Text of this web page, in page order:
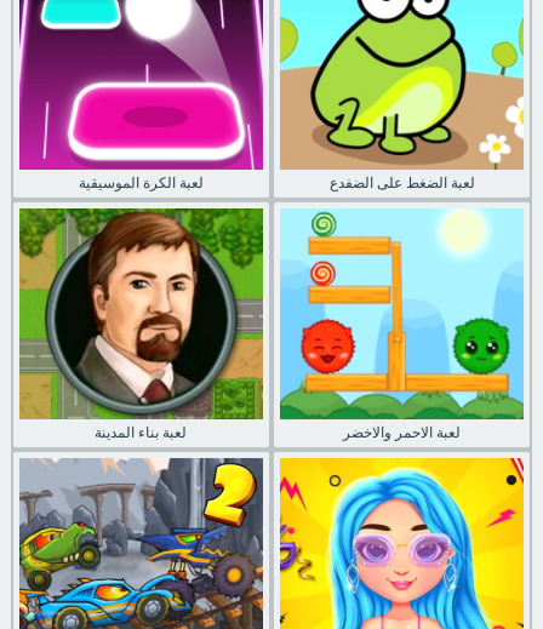
لعبة الكرة الموسيقية لعبة الضغط على الضفدع
لعبة بناء المدينة لعبة الاحمر والاخضر